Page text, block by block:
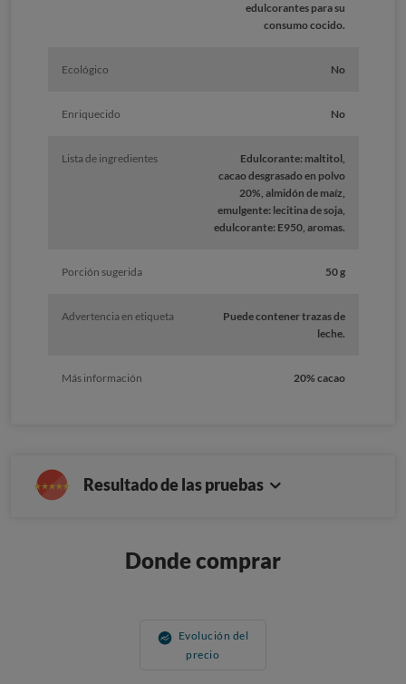
edulcorantes para su
consumo cocido.
Ecológico No
Enriquecido No
Lista de ingredientes
Edulcorante: maltitol,
cacao desgrasado en polvo
20%, almidón de maíz,
emulgente: lecitina de soja,
edulcorante: E950, aromas.
Porción sugerida 50 g
Advertencia en etiqueta
Puede contener trazas de
leche.
Más información 20% cacao
Resultado de las pruebas
Donde comprar
Evolución del
precio